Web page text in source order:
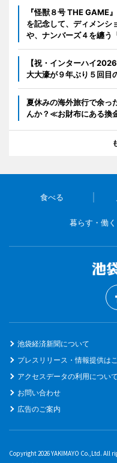
『怪獣８号 THE GAME
を記念して、ディメンシ
や、ナンバーズ４を纏う
【祝・インターハイ
大大濠が９年ぶり５回目
夏休みの海外旅行で余っ
んか？≪お財布にある換
食べる
暮らす・働く
池袋経済新聞について
プレスリリース・情報提供は
アクセスデータの利用について
お問い合わせ
広告のご案内
Copyright 2026 YAKIMAYO Co.,Ltd. All